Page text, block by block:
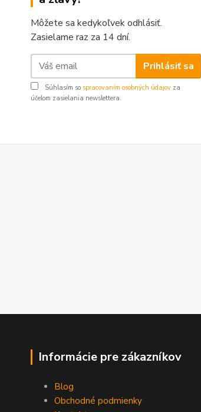
Môžete sa kedykoľvek odhlásiť.
Zasielame raz za 14 dní.
Prihlásiť sa
Súhlasím so spracovaním osobných údajov za
účelom zasielania newslettera.
Informácie pre zákazníkov
Blog
Obchodné podmienky